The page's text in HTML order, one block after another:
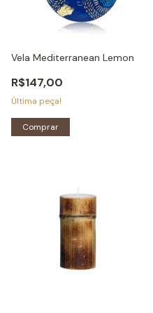
Vela Mediterranean Lemon
R$147,00
Última peça!
Comprar